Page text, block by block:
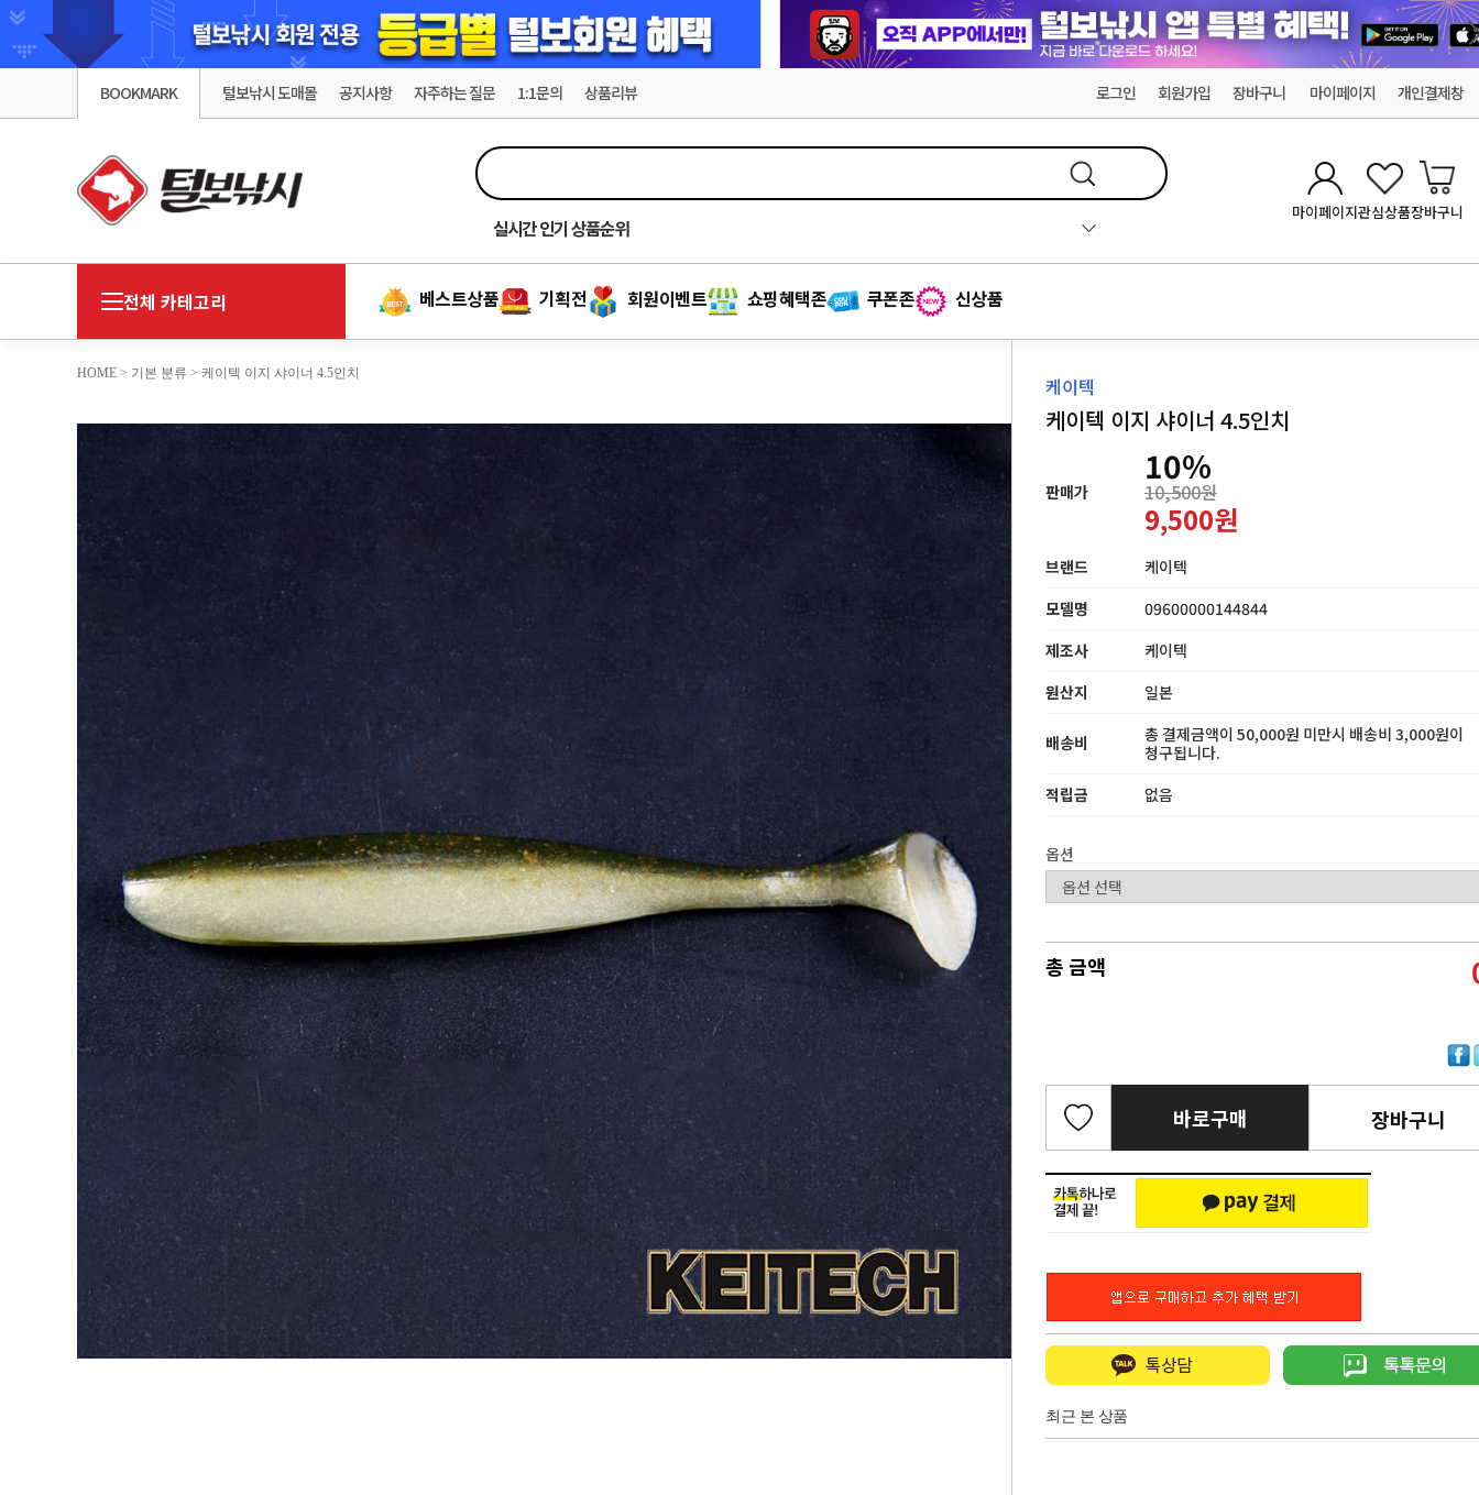
BOOKMARK 털보낚시 도매몰 공지사항 자주하는 질문 1:1문의 상품리뷰 로그인 회원가입 장바구니 마이페이지 개인결제창
실시간인기 상품순위
마이페이지관심상품장바구니
전체 카테고리 베스트상품 기획전 회원이벤트 쇼핑혜택존 쿠폰존 신상품
HOME > 기본 분류 > 케이텍 이지 샤이너 4.5인치 케이텍
케이텍 이지 샤이너 4.5인치
판매가
10%
10,500원
9,500원
브랜드
케이텍
모델명
09600000144844
제조사
케이텍
원산지
일본
배송비
총 결제금액이 50,000원 미만시 배송비 3,000원이
청구됩니다.
적립금
없음
옵션
총 금액
바로구매 장바구니
최근 본 상품